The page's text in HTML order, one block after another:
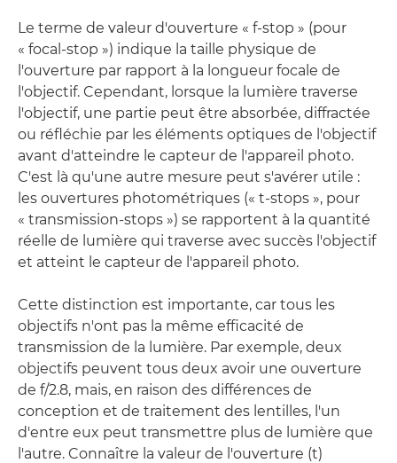
Le terme de valeur d'ouverture « f-stop » (pour
« focal-stop ») indique la taille physique de
l'ouverture par rapport à la longueur focale de
l'objectif. Cependant, lorsque la lumière traverse
l'objectif, une partie peut être absorbée, diffractée
ou réfléchie par les éléments optiques de l'objectif
avant d'atteindre le capteur de l'appareil photo.
C'est là qu'une autre mesure peut s'avérer utile :
les ouvertures photométriques (« t-stops », pour
« transmission-stops ») se rapportent à la quantité
réelle de lumière qui traverse avec succès l'objectif
et atteint le capteur de l'appareil photo.
Cette distinction est importante, car tous les
objectifs n'ont pas la même efficacité de
transmission de la lumière. Par exemple, deux
objectifs peuvent tous deux avoir une ouverture
de f/2.8, mais, en raison des différences de
conception et de traitement des lentilles, l'un
d'entre eux peut transmettre plus de lumière que
l'autre. Connaître la valeur de l'ouverture (t)